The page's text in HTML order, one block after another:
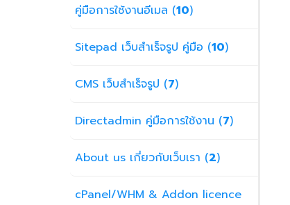
คู่มือการใช้งานอีเมล (10)
Sitepad เว็บสำเร็จรูป คู่มือ (10)
CMS เว็บสำเร็จรูป (7)
Directadmin คู่มือการใช้งาน (7)
About us เกี่ยวกับเว็บเรา (2)
cPanel/WHM & Addon licence